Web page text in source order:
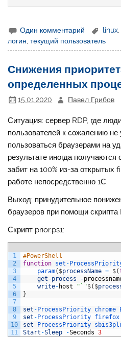
Один комментарий linux
логин,текущий пользователь
Снижения
определенных
15.01.2020 Павел Грибов
Ситуация: сервер RDP, где
пользователей к сожалению
пользоваться браузерами на
результате иногда получаются
забит на 100% из-за
работе непосредственно 1С.
Выход: принудительное
браузеров при помощи
Скрипт prior.ps1:
1
2
3
4
5
6
7
8
9
10
11
#PowerShell
function set -
param( $processName = $(
get -process -
write- host "`"$( $
}
set - ProcessPriority chrome
set - ProcessPriority firefox
set - ProcessPriority
Start -Sleep -Seconds 3